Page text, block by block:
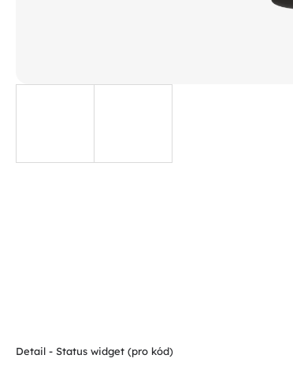
Detail - Status widget (pro kód)